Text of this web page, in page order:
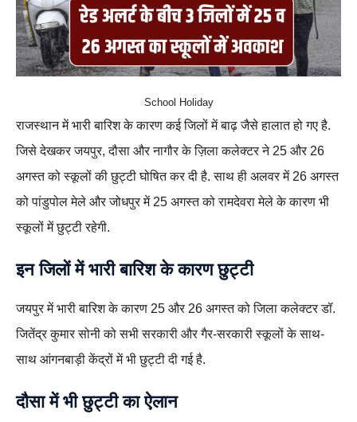
School Holiday
राजस्थान में भारी बारिश के कारण कई जिलों में बाढ़ जैसे हालात हो गए है.
जिसे देखकर जयपुर, दौसा और नागौर के ज़िला कलेक्टर ने 25 और 26
अगस्त को स्कूलों की छुट्टी घोषित कर दी है. साथ ही अलवर में 26 अगस्त
को पांडुपोल मेले और जोधपुर में 25 अगस्त को रामदेवरा मेले के कारण भी
स्कूलों में छुट्टी रहेगी.
इन जिलों में भारी बारिश के कारण छुट्टी
जयपुर में भारी बारिश के कारण 25 और 26 अगस्त को जिला कलेक्टर डॉ.
जितेंद्र कुमार सोनी को सभी सरकारी और गैर-सरकारी स्कूलों के साथ-
साथ आंगनबाड़ी केंद्रों में भी छुट्टी दी गई है.
दौसा में भी छुट्टी का ऐलान